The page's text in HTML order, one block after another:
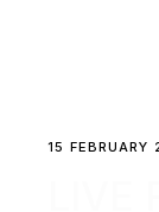
15 FEBRUARY